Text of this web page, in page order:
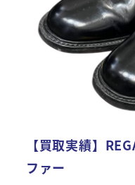
【買取実績】
ファー